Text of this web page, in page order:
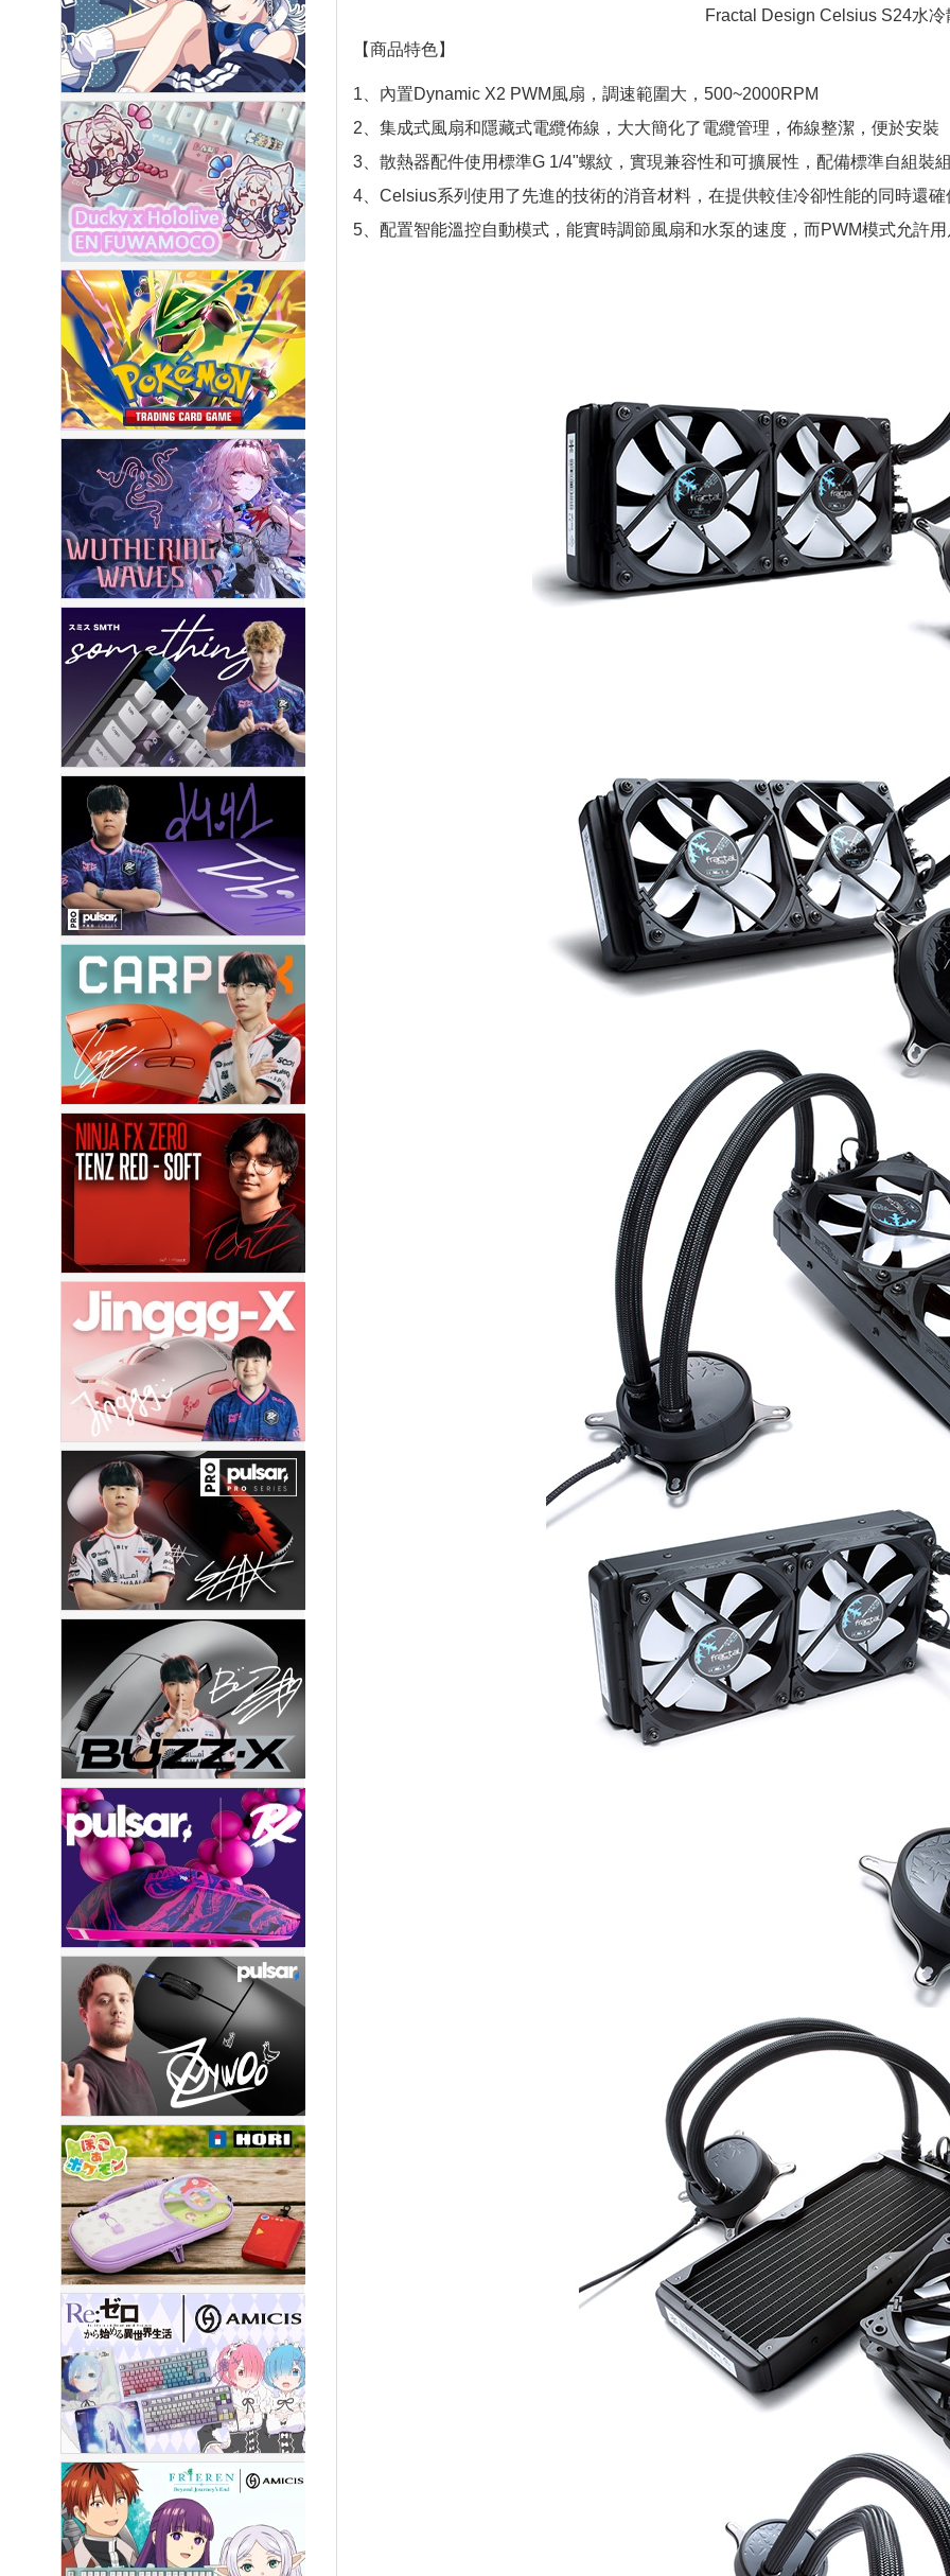
Fractal Design Celsius S24水冷
【商品特色】
1、內置Dynamic X2 PWM風扇，調速範圍大，500~2000RPM
2、集成式風扇和隱藏式電纜佈線，大大簡化了電纜管理，佈線整潔，便於安裝
3、散熱器配件使用標準G 1/4"螺紋，實現兼容性和可擴展性，配備標準自組裝
4、Celsius系列使用了先進的技術的消音材料，在提供較佳冷卻性能的同時還
5、配置智能溫控自動模式，能實時調節風扇和水泵的速度，而PWM模式允許